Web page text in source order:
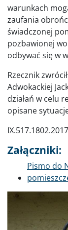
warunkach
zaufania
świadczonej
pozbawionej
odbywać się w
Rzecznik
Adwokackiej
działań w celu
opisane
IX.517.1802.2017
Załączniki:
Dokument
Pismo do